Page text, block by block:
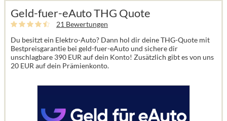
Geld-fuer-eAuto THG Quote
21 Bewertungen
Du besitzt ein Elektro-Auto? Dann hol dir deine THG-Quote mit
Bestpreisgarantie bei geld-fuer-eAuto und sichere dir
unschlagbare 390 EUR auf dein Konto! Zusätzlich gibt es von uns
20 EUR auf dein Prämienkonto.